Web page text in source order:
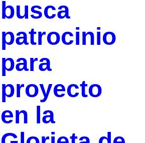
busca
patrocinio
para
proyecto
en la